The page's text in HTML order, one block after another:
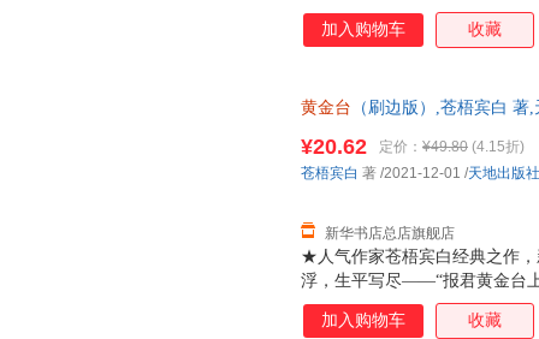
负天下人，他不负他★凡有所
哭，十二载光阴，岁如长河，
加入购物车 收藏
黄金台 （刷边版）,苍梧宾白
13284178503
★人气作家苍梧宾白经典之作
浮，生平写尽——“报君黄金台
负天下人，他不负他★凡有所
哭，十二载光阴，岁如长河，
¥20.62 定价： ¥49.80 (4.15折)
新华书店总店旗舰店
苍梧宾白 著 /2021-12-01 /天地出版社
加入购物车 收藏